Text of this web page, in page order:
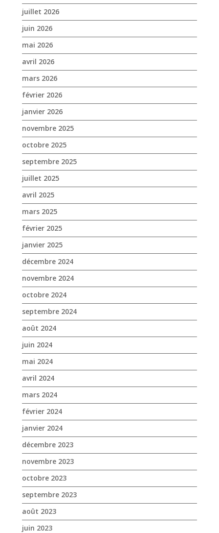
juillet 2026
juin 2026
mai 2026
avril 2026
mars 2026
février 2026
janvier 2026
novembre 2025
octobre 2025
septembre 2025
juillet 2025
avril 2025
mars 2025
février 2025
janvier 2025
décembre 2024
novembre 2024
octobre 2024
septembre 2024
août 2024
juin 2024
mai 2024
avril 2024
mars 2024
février 2024
janvier 2024
décembre 2023
novembre 2023
octobre 2023
septembre 2023
août 2023
juin 2023